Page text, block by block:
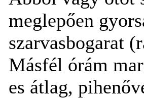
meglepően
szarvasbogarat
Másfél órám
es átlag,